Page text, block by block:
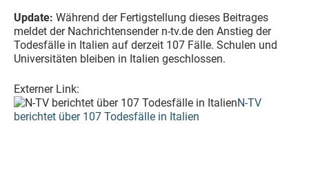
Update: Während der Fertigstellung dieses Beitrages
meldet der Nachrichtensender n-tv.de den Anstieg der
Todesfälle in Italien auf derzeit 107 Fälle. Schulen und
Universitäten bleiben in Italien geschlossen.
Externer Link:
N-TV
berichtet über 107 Todesfälle in Italien